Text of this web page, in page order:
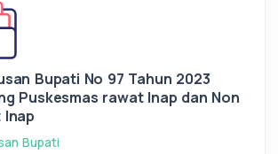
Bupati No 97 Tahun 2023
Puskesmas rawat Inap dan Non
Inap
Bupati